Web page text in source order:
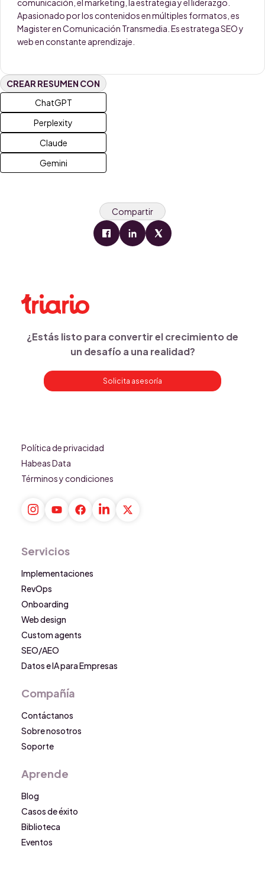
comunicación, el marketing, la estrategia y el liderazgo.
Apasionado por los contenidos en múltiples formatos, es
Magister en Comunicación Transmedia. Es estratega SEO y
web en constante aprendizaje.
CREAR RESUMEN CON
ChatGPT
Perplexity
Claude
Gemini
Compartir
¿Estás listo para convertir el crecimiento de
un desafío a una realidad?
Solicita asesoría
Política de privacidad
Habeas Data
Términos y condiciones
Servicios
Implementaciones
RevOps
Onboarding
Web design
Custom agents
SEO/AEO
Datos e IA para Empresas
Compañía
Contáctanos
Sobre nosotros
Soporte
Aprende
Blog
Casos de éxito
Biblioteca
Eventos